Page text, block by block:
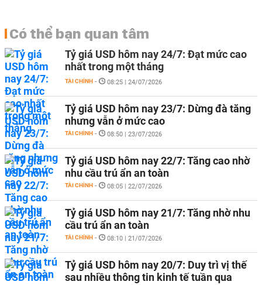
Có thể bạn quan tâm
Tỷ giá USD hôm nay 24/7: Đạt mức cao
nhất trong một tháng
TÀI CHÍNH - 08:25 | 24/07/2026
Tỷ giá USD hôm nay 23/7: Dừng đà tăng
nhưng vẫn ở mức cao
TÀI CHÍNH - 08:50 | 23/07/2026
Tỷ giá USD hôm nay 22/7: Tăng cao nhờ
nhu cầu trú ẩn an toàn
TÀI CHÍNH - 08:05 | 22/07/2026
Tỷ giá USD hôm nay 21/7: Tăng nhờ nhu
cầu trú ẩn an toàn
TÀI CHÍNH - 08:10 | 21/07/2026
Tỷ giá USD hôm nay 20/7: Duy trì vị thế
sau nhiều thông tin kinh tế tuần qua